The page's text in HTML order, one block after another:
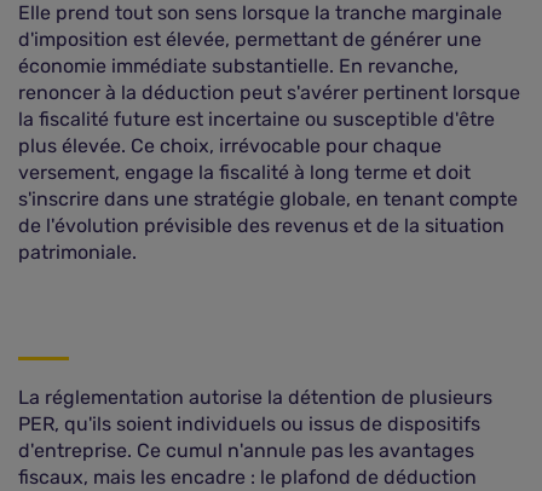
Elle prend tout son sens lorsque la tranche marginale
d'imposition est élevée, permettant de générer une
économie immédiate substantielle. En revanche,
renoncer à la déduction peut s'avérer pertinent lorsque
la fiscalité future est incertaine ou susceptible d'être
plus élevée. Ce choix, irrévocable pour chaque
versement, engage la fiscalité à long terme et doit
s'inscrire dans une stratégie globale, en tenant compte
de l'évolution prévisible des revenus et de la situation
patrimoniale.
La réglementation autorise la détention de plusieurs
PER, qu'ils soient individuels ou issus de dispositifs
d'entreprise. Ce cumul n'annule pas les avantages
fiscaux, mais les encadre : le plafond de déduction